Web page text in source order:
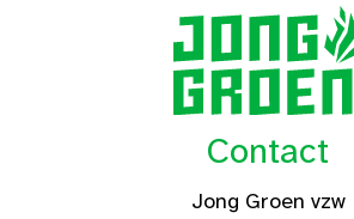
Contact
Jong Groen vzw